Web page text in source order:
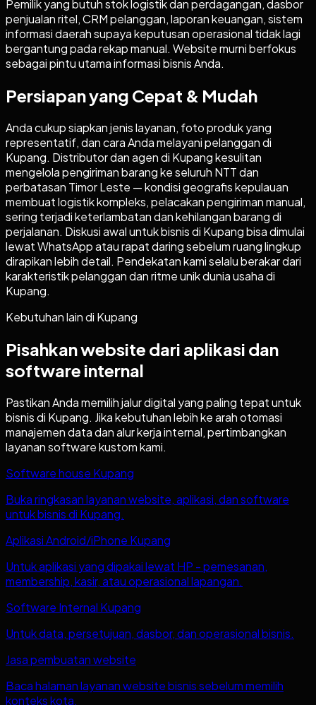
Pemilik yang butuh stok logistik dan perdagangan, dasbor
penjualan ritel, CRM pelanggan, laporan keuangan, sistem
informasi daerah supaya keputusan operasional tidak lagi
bergantung pada rekap manual. Website murni berfokus
sebagai pintu utama informasi bisnis Anda.
Persiapan yang Cepat & Mudah
Anda cukup siapkan jenis layanan, foto produk yang
representatif, dan cara Anda melayani pelanggan di
Kupang. Distributor dan agen di Kupang kesulitan
mengelola pengiriman barang ke seluruh NTT dan
perbatasan Timor Leste — kondisi geografis kepulauan
membuat logistik kompleks, pelacakan pengiriman manual,
sering terjadi keterlambatan dan kehilangan barang di
perjalanan. Diskusi awal untuk bisnis di Kupang bisa dimulai
lewat WhatsApp atau rapat daring sebelum ruang lingkup
dirapikan lebih detail. Pendekatan kami selalu berakar dari
karakteristik pelanggan dan ritme unik dunia usaha di
Kupang.
Kebutuhan lain di Kupang
Pisahkan website dari aplikasi dan
software internal
Pastikan Anda memilih jalur digital yang paling tepat untuk
bisnis di Kupang. Jika kebutuhan lebih ke arah otomasi
manajemen data dan alur kerja internal, pertimbangkan
layanan software kustom kami.
Software house Kupang
Buka ringkasan layanan website, aplikasi, dan software
untuk bisnis di Kupang.
Aplikasi Android/iPhone Kupang
Untuk aplikasi yang dipakai lewat HP - pemesanan,
membership, kasir, atau operasional lapangan.
Software Internal Kupang
Untuk data, persetujuan, dasbor, dan operasional bisnis.
Jasa pembuatan website
Baca halaman layanan website bisnis sebelum memilih
konteks kota.